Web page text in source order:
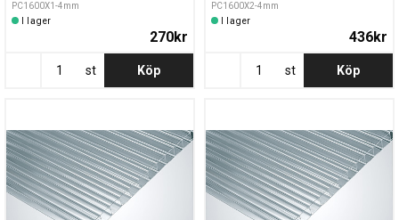
PC1600X1-4mm
I lager
270kr
st Köp
PC1600X2-4mm
I lager
436kr
st Köp